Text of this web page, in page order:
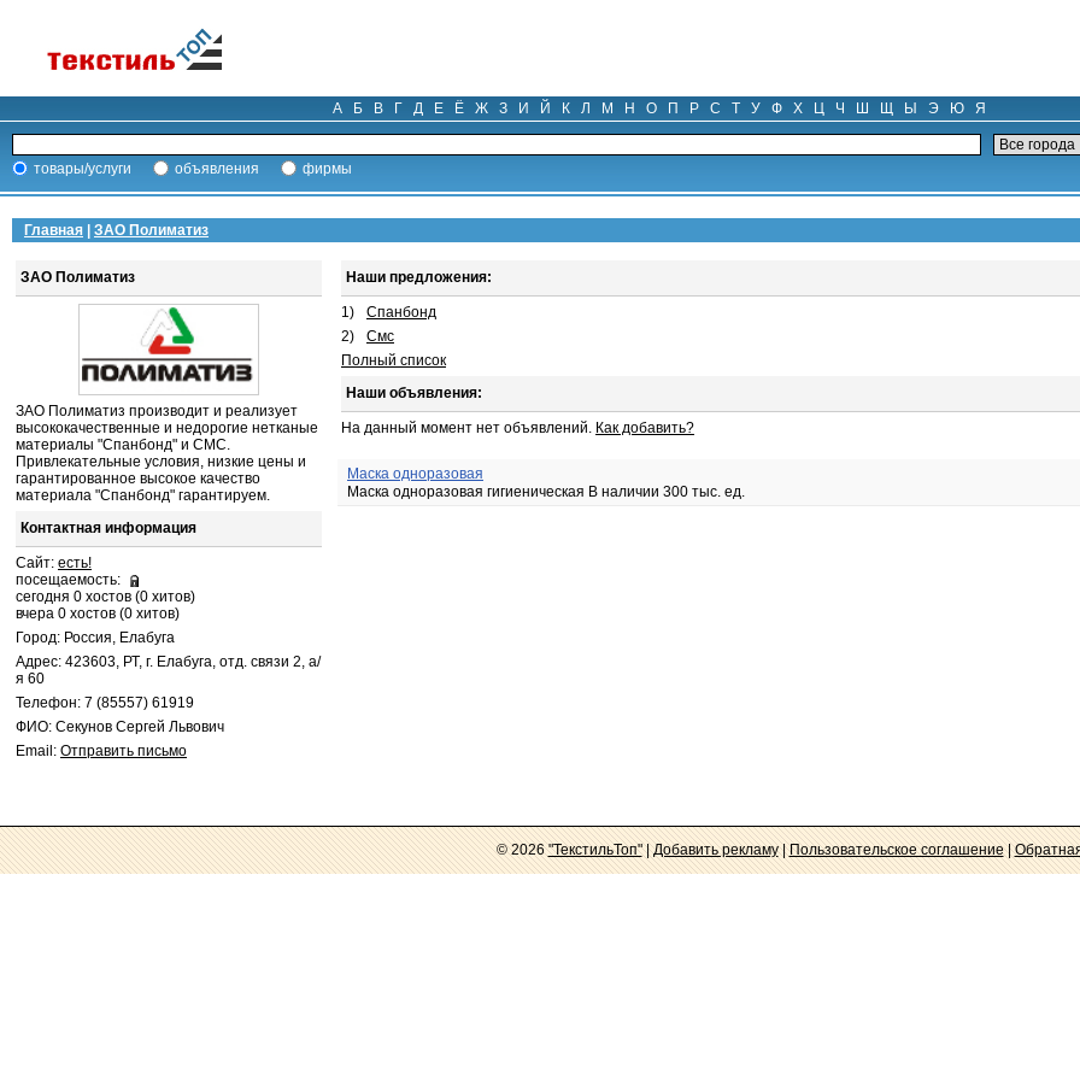
А Б В Г Д Е Ё Ж З И Й К Л М Н О П Р С Т У Ф Х Ц Ч Ш Щ Ы Э Ю Я
товары/услуги объявления фирмы
Главная ЗАО Полиматиз
ЗАО Полиматиз
ЗАО Полиматиз производит и реализует
высококачественные и недорогие нетканые
материалы "Спанбонд" и СМС.
Привлекательные условия, низкие цены и
гарантированное высокое качество
материала "Спанбонд" гарантируем.
Контактная информация
Сайт: есть!
посещаемость:
сегодня 0 хостов (0 хитов)
вчера 0 хостов (0 хитов)
Город: Россия, Елабуга
Адрес: 423603, РТ, г. Елабуга, отд. связи 2, а/
я 60
Телефон: 7 (85557) 61919
ФИО: Секунов Сергей Львович
Email: Отправить письмо
Наши предложения:
1)
Спанбонд
2)
Смс
Полный список
Наши объявления:
На данный момент нет объявлений. Как добавить?
Маска одноразовая
Маска одноразовая гигиеническая В наличии 300 тыс. ед.
© 2026"ТекстильТоп"|Добавить рекламу|Пользовательское соглашение|